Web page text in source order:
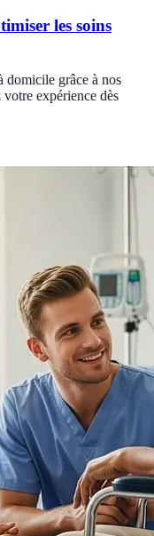
les soins
domicile grâce à nos
expérience dès